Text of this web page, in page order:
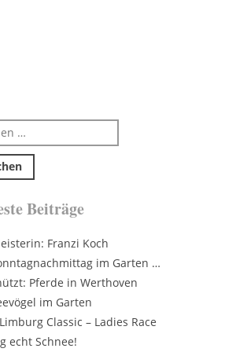
Beiträge
Franzi Koch
im Garten …
Pferde in Werthoven
im Garten
Classic – Ladies Race
echt Schnee!